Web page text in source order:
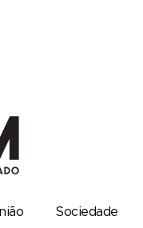
Sociedade